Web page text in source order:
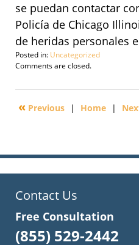
se puedan contactar
Policía de Chicago
de heridas personales
Posted in: Uncategorized
Updated:
24,
2:48
Comments are closed.
« Previous | Home |
Contact Us
Free Consultation
(855) 529-2442